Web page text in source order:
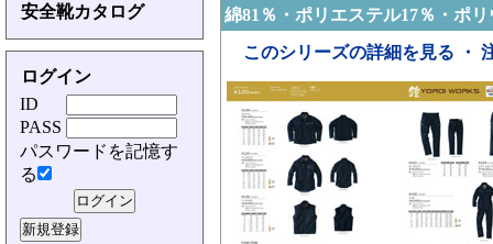
安全靴カタログ
ログイン
ID
PASS
パスワードを記憶す
る
綿81％・ポリエステル17％・ポ
このシリーズの詳細を見る ・